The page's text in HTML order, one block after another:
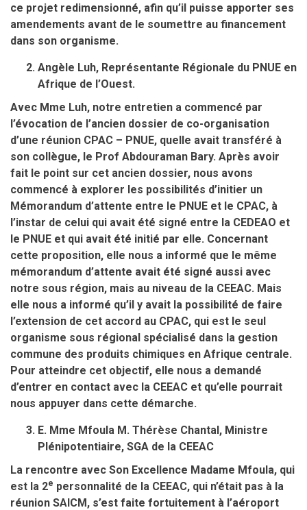
ce projet redimensionné, afin qu’il puisse apporter ses
amendements avant de le soumettre au financement
dans son organisme.
Angèle Luh, Représentante Régionale du PNUE en
Afrique de l’Ouest.
Avec Mme Luh, notre entretien a commencé par
l’évocation de l’ancien dossier de co-organisation
d’une réunion CPAC – PNUE, quelle avait transféré à
son collègue, le Prof Abdouraman Bary. Après avoir
fait le point sur cet ancien dossier, nous avons
commencé à explorer les possibilités d’initier un
Mémorandum d’attente entre le PNUE et le CPAC, à
l’instar de celui qui avait été signé entre la CEDEAO et
le PNUE et qui avait été initié par elle. Concernant
cette proposition, elle nous a informé que le même
mémorandum d’attente avait été signé aussi avec
notre sous région, mais au niveau de la CEEAC. Mais
elle nous a informé qu’il y avait la possibilité de faire
l’extension de cet accord au CPAC, qui est le seul
organisme sous régional spécialisé dans la gestion
commune des produits chimiques en Afrique centrale.
Pour atteindre cet objectif, elle nous a demandé
d’entrer en contact avec la CEEAC et qu’elle pourrait
nous appuyer dans cette démarche.
E. Mme Mfoula M. Thérèse Chantal, Ministre
Plénipotentiaire, SGA de la CEEAC
La rencontre avec Son Excellence Madame Mfoula, qui
est la 2e personnalité de la CEEAC, qui n’était pas à la
réunion SAICM, s’est faite fortuitement à l’aéroport